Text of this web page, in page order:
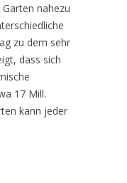
nahezu
zu dem sehr
dass sich
17 Mill.
kann jeder